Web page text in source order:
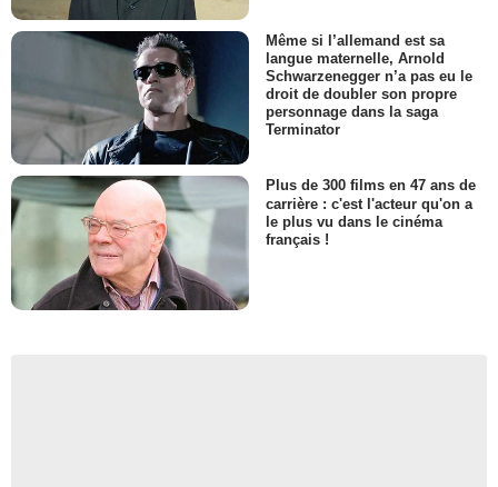
Même si l’allemand est sa
langue maternelle, Arnold
Schwarzenegger n’a pas eu le
droit de doubler son propre
personnage dans la saga
Terminator
Plus de 300 films en 47 ans de
carrière : c'est l'acteur qu'on a
le plus vu dans le cinéma
français !